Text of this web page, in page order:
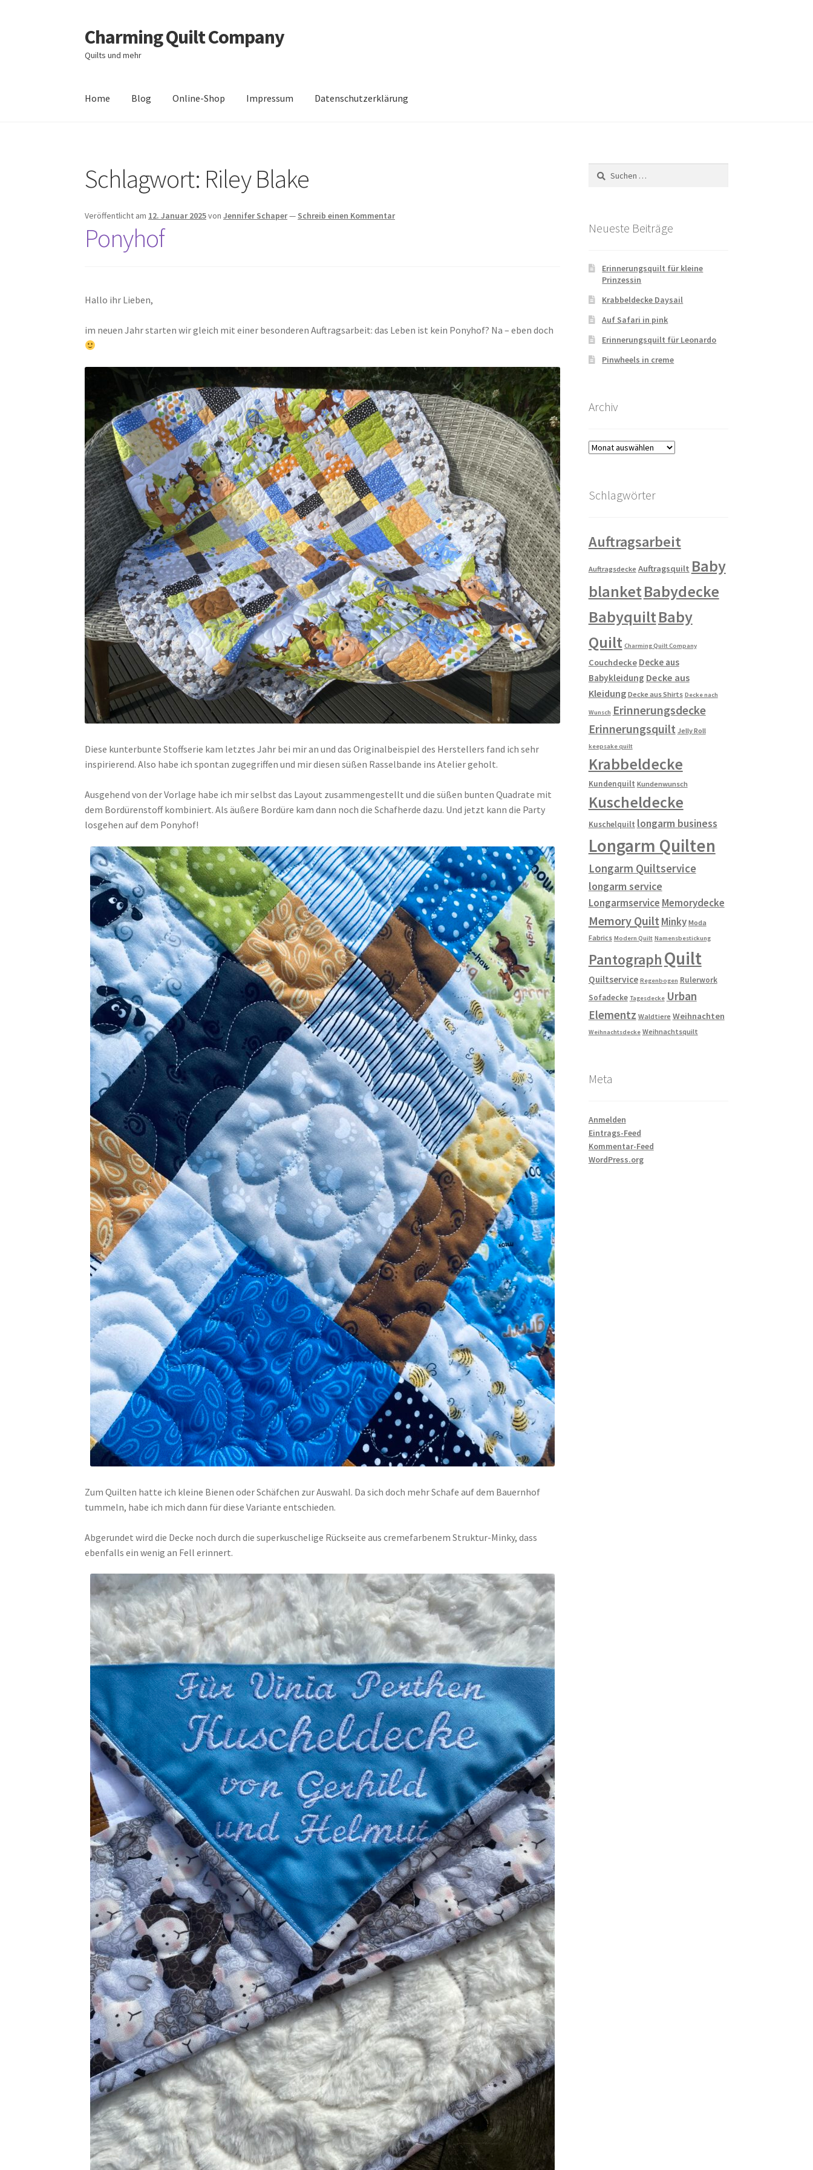
Zur
Navigation
springen
Zum
Inhalt
springen
Charming Quilt Company
Quilts und mehr
Home Blog Online-Shop Impressum Datenschutzerklärung
Zahlungsarten
Schlagwort: Riley Blake
Veröffentlicht am 12. Januar 2025vonJennifer Schaper— Schreib einen Kommentar
Ponyhof
Hallo ihr Lieben,
im neuen Jahr starten wir gleich mit einer besonderen Auftragsarbeit: das Leben ist kein Ponyhof? Na – eben doch
Diese kunterbunte Stoffserie kam letztes Jahr bei mir an und das Originalbeispiel des Herstellers fand ich sehr
inspirierend. Also habe ich spontan zugegriffen und mir diesen süßen Rasselbande ins Atelier geholt.
Ausgehend von der Vorlage habe ich mir selbst das Layout zusammengestellt und die süßen bunten Quadrate mit
dem Bordürenstoff kombiniert. Als äußere Bordüre kam dann noch die Schafherde dazu. Und jetzt kann die Party
losgehen auf dem Ponyhof!
Zum Quilten hatte ich kleine Bienen oder Schäfchen zur Auswahl. Da sich doch mehr Schafe auf dem Bauernhof
tummeln, habe ich mich dann für diese Variante entschieden.
Abgerundet wird die Decke noch durch die superkuschelige Rückseite aus cremefarbenem Struktur-Minky, dass
ebenfalls ein wenig an Fell erinnert.
Suchen
nach:
Neueste Beiträge
Erinnerungsquilt für kleine
Prinzessin
Krabbeldecke Daysail
Auf Safari in pink
Erinnerungsquilt für Leonardo
Pinwheels in creme
Archiv
Archiv
Schlagwörter
Auftragsarbeit
Auftragsdecke Auftragsquilt Baby
blanketBabydecke
BabyquiltBaby
Quilt Charming Quilt Company
Couchdecke Decke aus
Babykleidung Decke aus
Kleidung Decke aus Shirts Decke nach
Wunsch Erinnerungsdecke
Erinnerungsquilt Jelly Roll
keepsake quilt
Krabbeldecke
Kundenquilt Kundenwunsch
Kuscheldecke
Kuschelquilt longarm business
Longarm Quilten
Longarm Quiltservice
longarm service
Longarmservice Memorydecke
Memory Quilt Minky Moda
Fabrics Modern Quilt Namensbestickung
Pantograph Quilt
Quiltservice Regenbogen Rulerwork
Sofadecke Tagesdecke Urban
Elementz Waldtiere Weihnachten
Weihnachtsdecke Weihnachtsquilt
Meta
Anmelden
Eintrags-Feed
Kommentar-Feed
WordPress.org